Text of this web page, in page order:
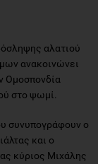
αλατιού
ανακοινώνει
Ομοσπονδία
στο ψωμί.
συνυπογράφουν ο
και ο
κύριος Μιχάλης